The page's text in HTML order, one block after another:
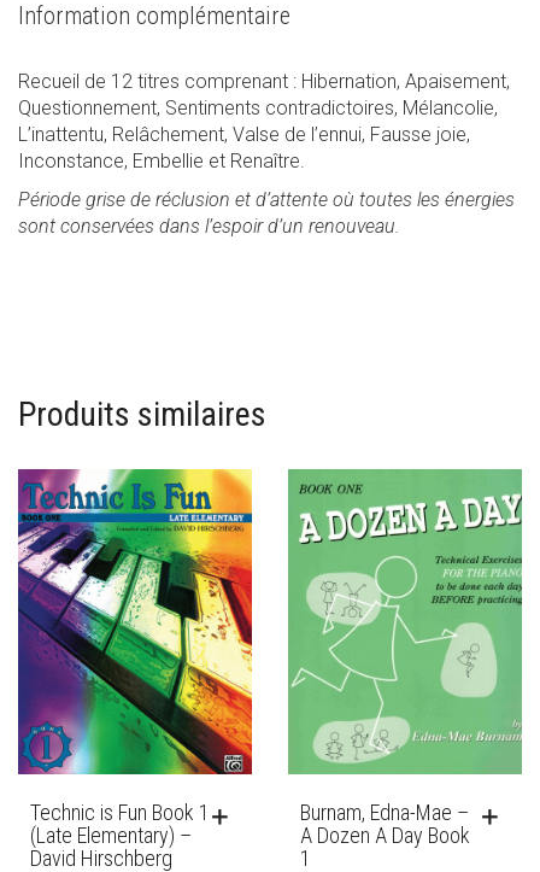
Information complémentaire
Recueil de 12 titres comprenant : Hibernation, Apaisement,
Questionnement, Sentiments contradictoires, Mélancolie,
L’inattentu, Relâchement, Valse de l’ennui, Fausse joie,
Inconstance, Embellie et Renaître.
Période grise de réclusion et d’attente où toutes les énergies
sont conservées dans l’espoir d’un renouveau.
Produits similaires
Technic is Fun Book 1
(Late Elementary) –
David Hirschberg
Burnam, Edna-Mae –
A Dozen A Day Book
1